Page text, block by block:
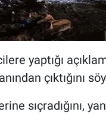
yaptığı
çıktığını
sıçradığını,